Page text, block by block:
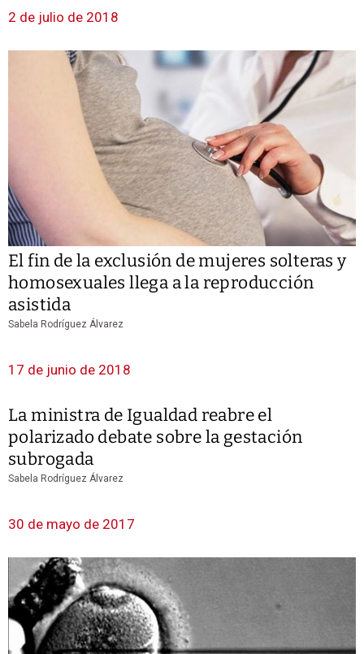
2 de julio de 2018
El fin de la exclusión de mujeres solteras y
homosexuales llega a la reproducción
asistida
Sabela Rodríguez Álvarez
17 de junio de 2018
La ministra de Igualdad reabre el
polarizado debate sobre la gestación
subrogada
Sabela Rodríguez Álvarez
30 de mayo de 2017